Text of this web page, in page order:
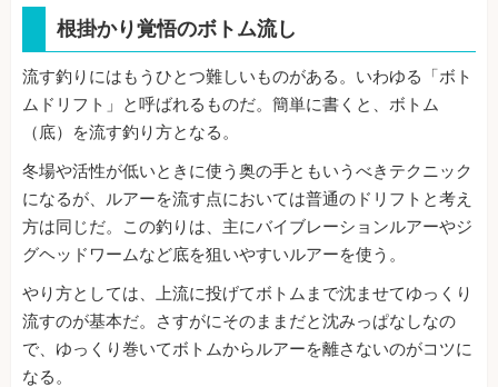
根掛かり覚悟のボトム流し
流す釣りにはもうひとつ難しいものがある。いわゆる「ボト
ムドリフト」と呼ばれるものだ。簡単に書くと、ボトム
（底）を流す釣り方となる。
冬場や活性が低いときに使う奥の手ともいうべきテクニック
になるが、ルアーを流す点においては普通のドリフトと考え
方は同じだ。この釣りは、主にバイブレーションルアーやジ
グヘッドワームなど底を狙いやすいルアーを使う。
やり方としては、上流に投げてボトムまで沈ませてゆっくり
流すのが基本だ。さすがにそのままだと沈みっぱなしなの
で、ゆっくり巻いてボトムからルアーを離さないのがコツに
なる。